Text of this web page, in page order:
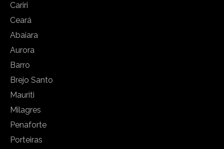
Cariri
Ceará
Abaiara
Aurora
Barro
Brejo Santo
Mauriti
Milagres
Penaforte
Porteiras